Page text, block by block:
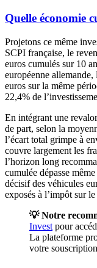
Quelle économie
Projetons ce même
SCPI française, le
euros cumulés sur 10
européenne
euros sur la même
22,4% de
En intégrant une
de part, selon la
l’écart total grimpe à
couvre largement les
l’horizon long
cumulée dépasse
décisif des véhicules
exposés à l’impôt sur
💡 Notre
Invest pour
La plateforme
votre